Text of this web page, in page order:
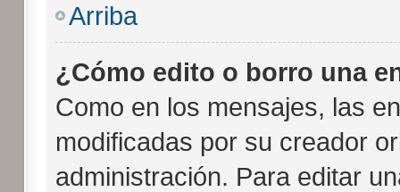
Arriba
¿Cómo edito o borro una
Como en los mensajes, las
modificadas por su creador
administración. Para editar